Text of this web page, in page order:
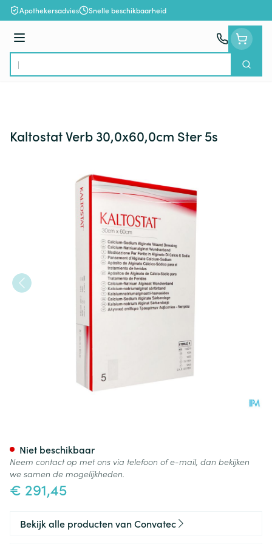
Ga naar de inhoud
Apothekersadvies Snelle beschikbaarheid
Menu
Product, merk, categorie...
Zoek
Kaltostat Verb 30,0x60,0cm Ster 5s
€ 291,45
Niet beschikbaar
Neem contact op met ons via telefoon of e-mail, dan bekijken
we samen de mogelijkheden.
Bekijk alle producten van Convatec